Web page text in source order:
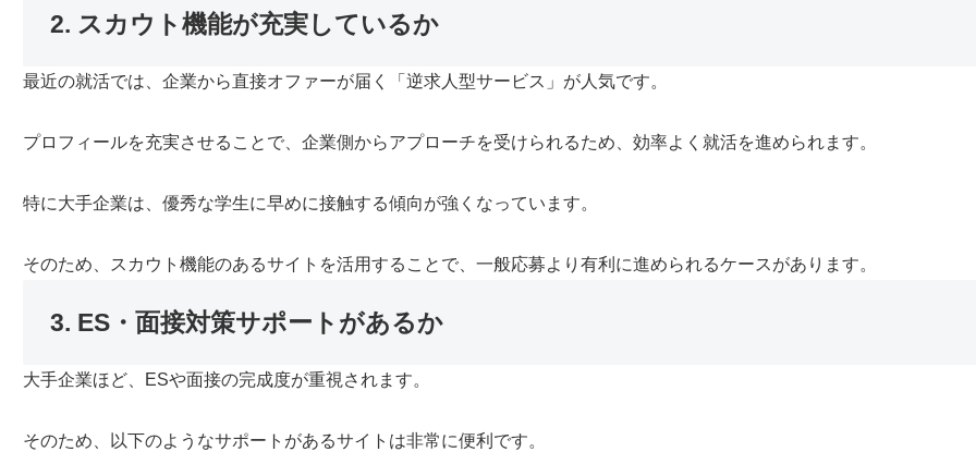
2. スカウト機能が充実しているか
最近の就活では、企業から直接オファーが届く「逆求人型サービス」が人気です。
プロフィールを充実させることで、企業側からアプローチを受けられるため、効率よく就活を進められます。
特に大手企業は、優秀な学生に早めに接触する傾向が強くなっています。
そのため、スカウト機能のあるサイトを活用することで、一般応募より有利に進められるケースがあります。
3. ES・面接対策サポートがあるか
大手企業ほど、ESや面接の完成度が重視されます。
そのため、以下のようなサポートがあるサイトは非常に便利です。